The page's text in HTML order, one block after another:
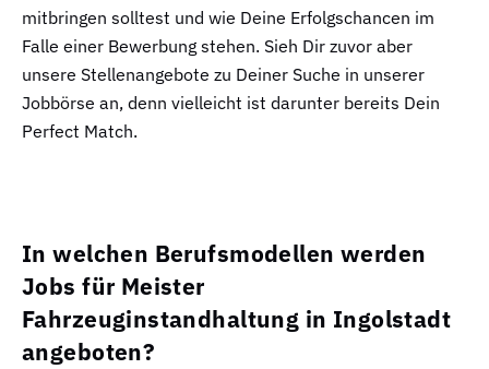
mitbringen solltest und wie Deine Erfolgschancen im
Falle einer Bewerbung stehen. Sieh Dir zuvor aber
unsere Stellenangebote zu Deiner Suche in unserer
Jobbörse an, denn vielleicht ist darunter bereits Dein
Perfect Match.
In welchen Berufsmodellen werden
Jobs für Meister
Fahrzeuginstandhaltung in Ingolstadt
angeboten?